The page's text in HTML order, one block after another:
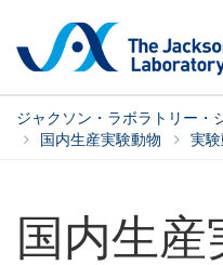
ジャクソン・ラボラトリー・
国内生産実験動物
実
国内生産